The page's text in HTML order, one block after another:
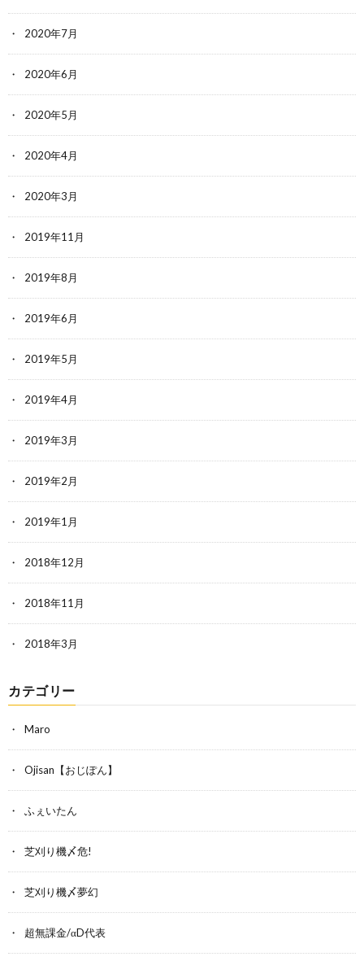
2020年7月
2020年6月
2020年5月
2020年4月
2020年3月
2019年11月
2019年8月
2019年6月
2019年5月
2019年4月
2019年3月
2019年2月
2019年1月
2018年12月
2018年11月
2018年3月
カテゴリー
Maro
Ojisan【おじぽん】
ふぇいたん
芝刈り機〆危!
芝刈り機〆夢幻
超無課金/αD代表